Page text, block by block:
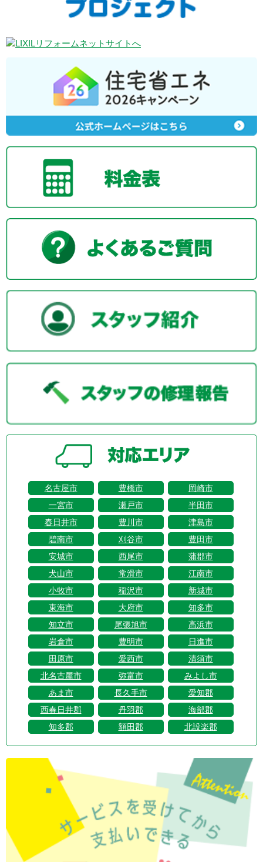
名古屋市 豊橋市
岡崎市
一宮市
瀬戸市
半田市
春日井市
豊川市
津島市
碧南市
刈谷市
豊田市
安城市
西尾市
蒲郡市
犬山市
常滑市
江南市
小牧市
稲沢市
新城市
東海市
大府市
知多市
知立市
尾張旭市
高浜市
岩倉市
豊明市
日進市
田原市
愛西市
清須市
北名古屋市
弥富市
みよし市
あま市
長久手市
愛知郡
西春日井郡
丹羽郡
海部郡
知多郡
額田郡 北設楽郡